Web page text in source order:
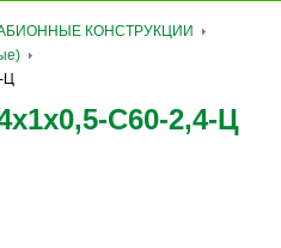
КОНСТРУКЦИИ
Ц
С60-2,4-Ц